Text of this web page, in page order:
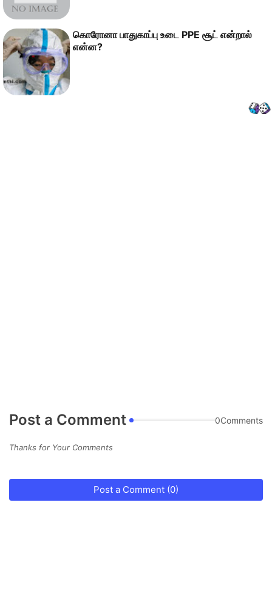
கொரோனா பாதுகாப்பு உடை PPE சூட் என்றால்
என்ன?
Post a Comment 0Comments
Thanks for Your Comments
Post a Comment (0)